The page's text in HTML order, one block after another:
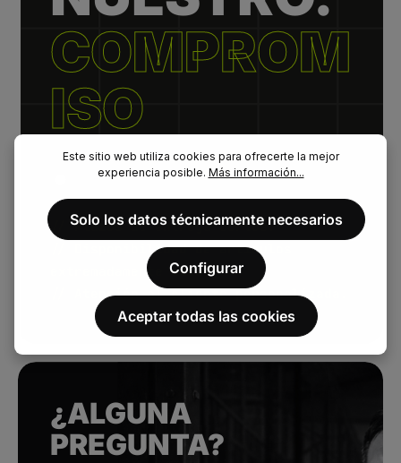
COMPROM
ISO
.
// Plazos de entrega cortos.
// Disponibilidad de artículos
extremadamente alta.
// Atención al cliente personalizada.
¿ALGUNA
PREGUNTA?
Este sitio web utiliza cookies para ofrecerte la mejor
experiencia posible. Más información...
Solo los datos técnicamente necesarios
Configurar
Aceptar todas las cookies